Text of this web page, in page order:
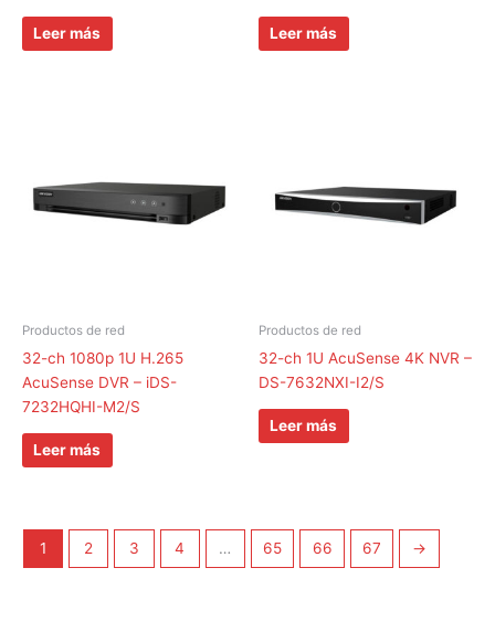
Leer más Leer más
Productos de red
32-ch 1080p 1U H.265
AcuSense DVR – iDS-
7232HQHI-M2/S
Leer más
Productos de red
32-ch 1U AcuSense 4K NVR –
DS-7632NXI-I2/S
Leer más
1 2 3 4 … 65 66 67 →